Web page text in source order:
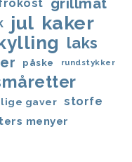
grillmat
jul kaker
laks
påske rundstykker
gaver storfe
menyer